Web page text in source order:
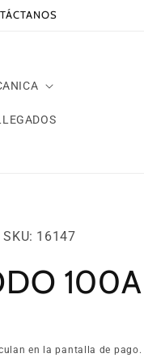
16147
en la pantalla de pago.